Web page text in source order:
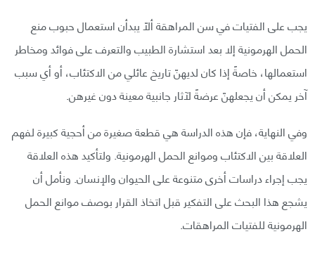
يجب على الفتيات في سن المراهقة ألّا يبدأن استعمال حبوب منع
الحمل الهرمونية إلا بعد استشارة الطبيب والتعرف على فوائد ومخاطر
استعمالها، خاصةً إذا كان لديهنّ تاريخ عائلي من الاكتئاب، أو أي سبب
آخر يمكن أن يجعلهنّ عرضةً لآثار جانبية معينة دون غيرهن.
وفي النهاية، فإن هذه الدراسة هي قطعة صغيرة من أحجية كبيرة لفهم
العلاقة بين الاكتئاب وموانع الحمل الهرمونية. ولتأكيد هذه العلاقة
يجب إجراء دراسات أخرى متنوعة على الحيوان والإنسان. ونأمل أن
يشجع هذا البحث على التفكير قبل اتخاذ القرار بوصف موانع الحمل
الهرمونية للفتيات المراهقات.